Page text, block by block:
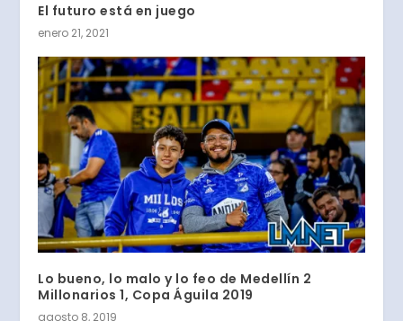
El futuro está en juego
enero 21, 2021
Lo bueno, lo malo y lo feo de Medellín 2
Millonarios 1, Copa Águila 2019
agosto 8, 2019